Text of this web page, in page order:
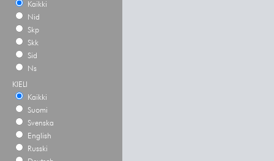
Kaikki
Nid
Skp
Skk
Sid
Ns
KIELI
Kaikki
Suomi
Svenska
English
Russki